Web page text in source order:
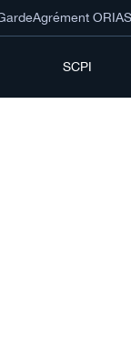
Agrément
SCPI